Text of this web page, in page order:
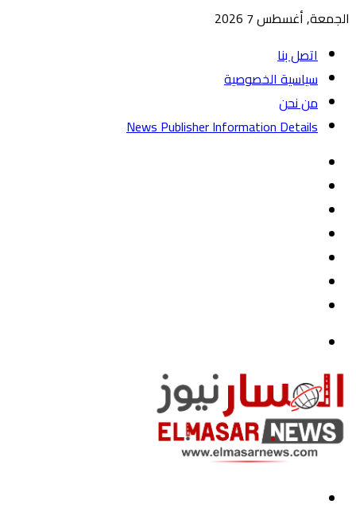
الجمعة, أغسطس 7 2026
اتصل بنا
سياسية الخصوصية
من نحن
News Publisher Information Details